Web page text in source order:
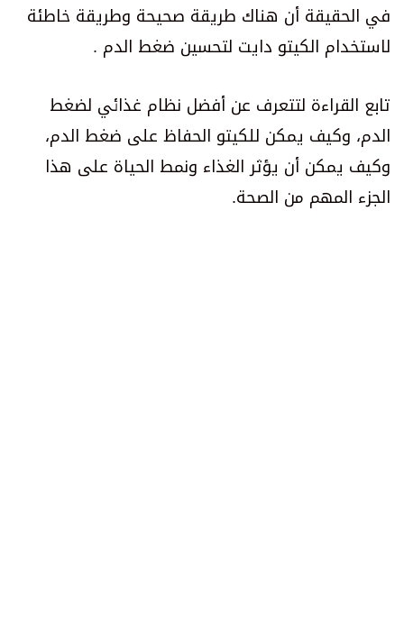
في الحقيقة أن هناك طريقة صحيحة وطريقة خاطئة
لاستخدام الكيتو دايت لتحسين ضغط الدم .
تابع القراءة لتتعرف عن أفضل نظام غذائي لضغط
الدم، وكيف يمكن للكيتو الحفاظ على ضغط الدم،
وكيف يمكن أن يؤثر الغذاء ونمط الحياة على هذا
الجزء المهم من الصحة.